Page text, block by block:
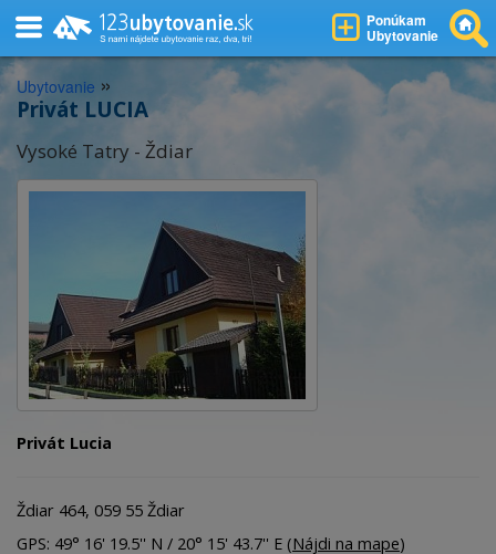
Ponúkam
Ubytovanie
Ubytovanie »
Privát LUCIA
Vysoké Tatry - Ždiar
Privát Lucia
Ždiar 464, 059 55 Ždiar
GPS: 49° 16' 19.5'' N / 20° 15' 43.7'' E (Nájdi na mape)